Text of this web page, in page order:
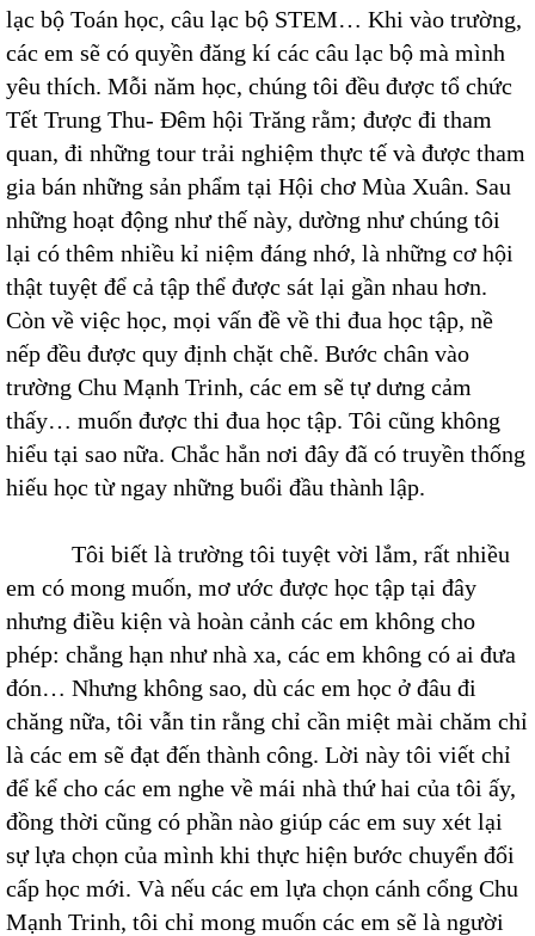
lạc bộ Toán học, câu lạc bộ STEM… Khi vào trường,
các em sẽ có quyền đăng kí các câu lạc bộ mà mình
yêu thích. Mỗi năm học, chúng tôi đều được tổ chức
Tết Trung Thu- Đêm hội Trăng rằm; được đi tham
quan, đi những tour trải nghiệm thực tế và được tham
gia bán những sản phẩm tại Hội chơ Mùa Xuân. Sau
những hoạt động như thế này, dường như chúng tôi
lại có thêm nhiều kỉ niệm đáng nhớ, là những cơ hội
thật tuyệt để cả tập thể được sát lại gần nhau hơn.
Còn về việc học, mọi vấn đề về thi đua học tập, nề
nếp đều được quy định chặt chẽ. Bước chân vào
trường Chu Mạnh Trinh, các em sẽ tự dưng cảm
thấy… muốn được thi đua học tập. Tôi cũng không
hiểu tại sao nữa. Chắc hẳn nơi đây đã có truyền thống
hiếu học từ ngay những buổi đầu thành lập.
Tôi biết là trường tôi tuyệt vời lắm, rất nhiều
em có mong muốn, mơ ước được học tập tại đây
nhưng điều kiện và hoàn cảnh các em không cho
phép: chẳng hạn như nhà xa, các em không có ai đưa
đón… Nhưng không sao, dù các em học ở đâu đi
chăng nữa, tôi vẫn tin rằng chỉ cần miệt mài chăm chỉ
là các em sẽ đạt đến thành công. Lời này tôi viết chỉ
để kể cho các em nghe về mái nhà thứ hai của tôi ấy,
đồng thời cũng có phần nào giúp các em suy xét lại
sự lựa chọn của mình khi thực hiện bước chuyển đổi
cấp học mới. Và nếu các em lựa chọn cánh cổng Chu
Mạnh Trinh, tôi chỉ mong muốn các em sẽ là người